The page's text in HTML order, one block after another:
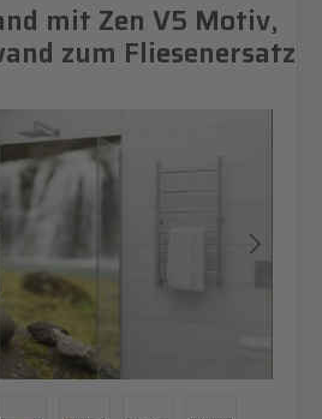
mit Zen V5 Motiv,
zum Fliesenersatz